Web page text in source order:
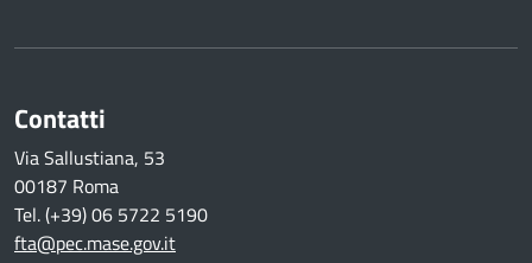
Contatti
Via Sallustiana, 53
00187 Roma
Tel. (+39) 06 5722 5190
fta@pec.mase.gov.it